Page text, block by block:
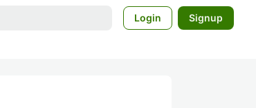
Login Signup